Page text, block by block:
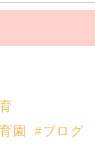
園
#ブログ